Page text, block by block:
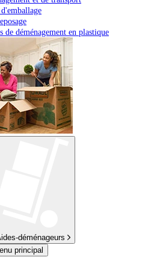
de déménagement en plastique
déménageurs
principal